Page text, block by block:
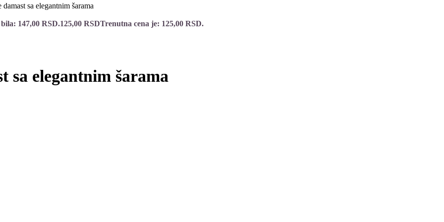
sa elegantnim šarama
147,00 RSD.125,00 RSDTrenutna cena je: 125,00 RSD.
sa elegantnim šarama